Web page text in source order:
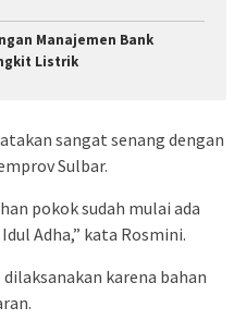
Manajemen Bank
Listrik
sangat senang dengan
Sulbar.
pokok sudah mulai ada
Adha,” kata Rosmini.
karena bahan